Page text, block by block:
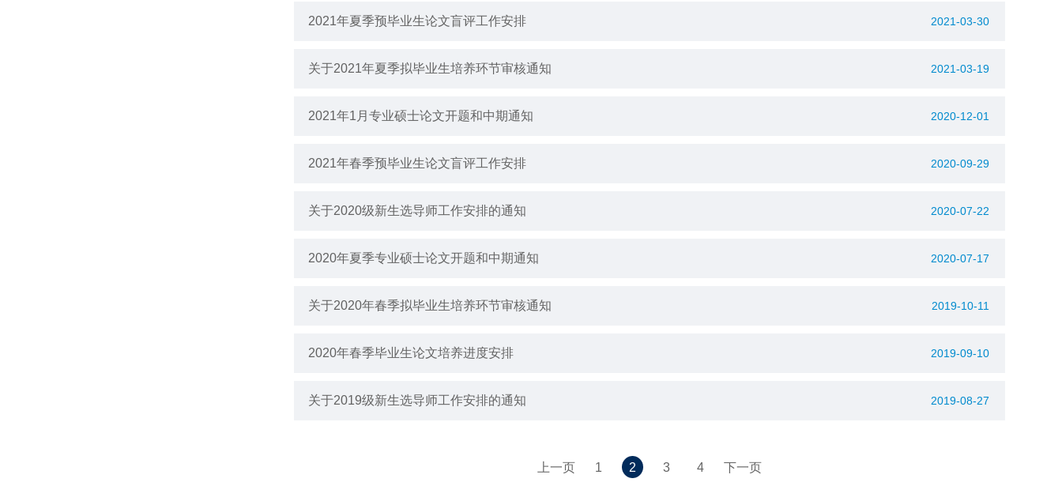
2021-03-30
2021年夏季预毕业生论文盲评工作安排
2021-03-19
关于2021年夏季拟毕业生培养环节审核通知
2020-12-01
2021年1月专业硕士论文开题和中期通知
2020-09-29
2021年春季预毕业生论文盲评工作安排
2020-07-22
关于2020级新生选导师工作安排的通知
2020-07-17
2020年夏季专业硕士论文开题和中期通知
2019-10-11
关于2020年春季拟毕业生培养环节审核通知
2019-09-10
2020年春季毕业生论文培养进度安排
2019-08-27
关于2019级新生选导师工作安排的通知
上一页 1 2 3 4 下一页